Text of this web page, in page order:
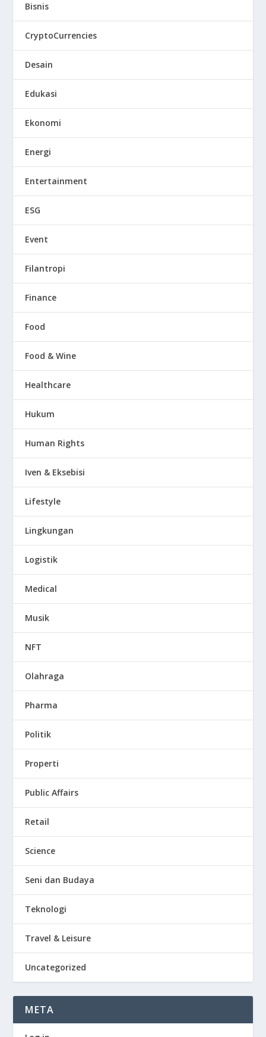
Bisnis
CryptoCurrencies
Desain
Edukasi
Ekonomi
Energi
Entertainment
ESG
Event
Filantropi
Finance
Food
Food & Wine
Healthcare
Hukum
Human Rights
Iven & Eksebisi
Lifestyle
Lingkungan
Logistik
Medical
Musik
NFT
Olahraga
Pharma
Politik
Properti
Public Affairs
Retail
Science
Seni dan Budaya
Teknologi
Travel & Leisure
Uncategorized
META